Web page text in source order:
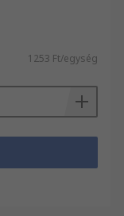
1253 Ft/egység